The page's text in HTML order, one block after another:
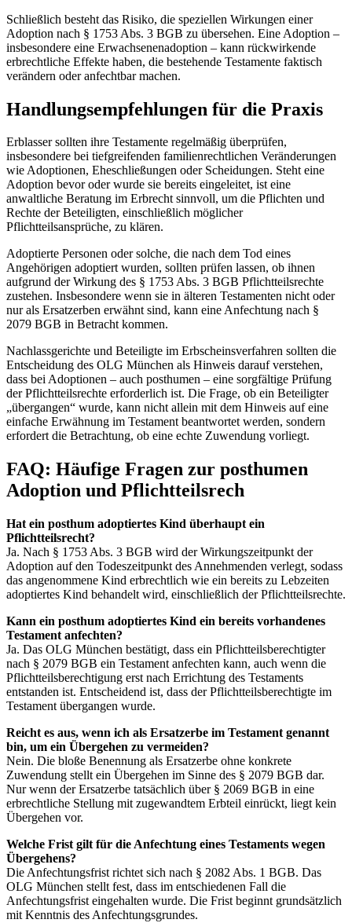
Schließlich besteht das Risiko, die speziellen Wirkungen einer
Adoption nach § 1753 Abs. 3 BGB zu übersehen. Eine Adoption –
insbesondere eine Erwachsenenadoption – kann rückwirkende
erbrechtliche Effekte haben, die bestehende Testamente faktisch
verändern oder anfechtbar machen.
Handlungsempfehlungen für die Praxis
Erblasser sollten ihre Testamente regelmäßig überprüfen,
insbesondere bei tiefgreifenden familienrechtlichen Veränderungen
wie Adoptionen, Eheschließungen oder Scheidungen. Steht eine
Adoption bevor oder wurde sie bereits eingeleitet, ist eine
anwaltliche Beratung im Erbrecht sinnvoll, um die Pflichten und
Rechte der Beteiligten, einschließlich möglicher
Pflichtteilsansprüche, zu klären.
Adoptierte Personen oder solche, die nach dem Tod eines
Angehörigen adoptiert wurden, sollten prüfen lassen, ob ihnen
aufgrund der Wirkung des § 1753 Abs. 3 BGB Pflichtteilsrechte
zustehen. Insbesondere wenn sie in älteren Testamenten nicht oder
nur als Ersatzerben erwähnt sind, kann eine Anfechtung nach §
2079 BGB in Betracht kommen.
Nachlassgerichte und Beteiligte im Erbscheinsverfahren sollten die
Entscheidung des OLG München als Hinweis darauf verstehen,
dass bei Adoptionen – auch posthumen – eine sorgfältige Prüfung
der Pflichtteilsrechte erforderlich ist. Die Frage, ob ein Beteiligter
„übergangen“ wurde, kann nicht allein mit dem Hinweis auf eine
einfache Erwähnung im Testament beantwortet werden, sondern
erfordert die Betrachtung, ob eine echte Zuwendung vorliegt.
FAQ: Häufige Fragen zur posthumen
Adoption und Pflichtteilsrech
Hat ein posthum adoptiertes Kind überhaupt ein
Pflichtteilsrecht?
Ja. Nach § 1753 Abs. 3 BGB wird der Wirkungszeitpunkt der
Adoption auf den Todeszeitpunkt des Annehmenden verlegt, sodass
das angenommene Kind erbrechtlich wie ein bereits zu Lebzeiten
adoptiertes Kind behandelt wird, einschließlich der Pflichtteilsrechte.
Kann ein posthum adoptiertes Kind ein bereits vorhandenes
Testament anfechten?
Ja. Das OLG München bestätigt, dass ein Pflichtteilsberechtigter
nach § 2079 BGB ein Testament anfechten kann, auch wenn die
Pflichtteilsberechtigung erst nach Errichtung des Testaments
entstanden ist. Entscheidend ist, dass der Pflichtteilsberechtigte im
Testament übergangen wurde.
Reicht es aus, wenn ich als Ersatzerbe im Testament genannt
bin, um ein Übergehen zu vermeiden?
Nein. Die bloße Benennung als Ersatzerbe ohne konkrete
Zuwendung stellt ein Übergehen im Sinne des § 2079 BGB dar.
Nur wenn der Ersatzerbe tatsächlich über § 2069 BGB in eine
erbrechtliche Stellung mit zugewandtem Erbteil einrückt, liegt kein
Übergehen vor.
Welche Frist gilt für die Anfechtung eines Testaments wegen
Übergehens?
Die Anfechtungsfrist richtet sich nach § 2082 Abs. 1 BGB. Das
OLG München stellt fest, dass im entschiedenen Fall die
Anfechtungsfrist eingehalten wurde. Die Frist beginnt grundsätzlich
mit Kenntnis des Anfechtungsgrundes.